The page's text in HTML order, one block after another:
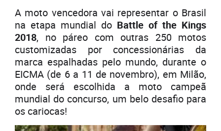
A moto vencedora vai representar o Brasil
na etapa mundial do Battle of the Kings
2018, no páreo com outras 250 motos
customizadas por concessionárias da
marca espalhadas pelo mundo, durante o
EICMA (de 6 a 11 de novembro), em Milão,
onde será escolhida a moto campeã
mundial do concurso, um belo desafio para
os cariocas!